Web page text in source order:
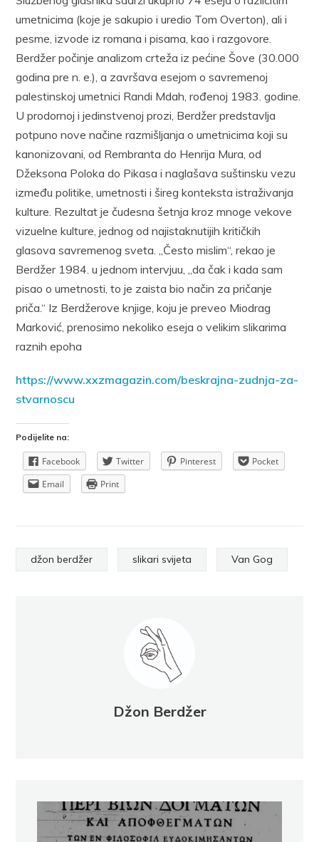
umetnicima (koje je sakupio i uredio Tom Overton), ali i
pesme, izvode iz romana i pisama, kao i razgovore.
Berdžer počinje analizom crteža iz pećine Šove (30.000
godina pre n. e.), a završava esejom o savremenoj
palestinskoj umetnici Randi Mdah, rođenoj 1983. godine.
U prodornoj i jedinstvenoj prozi, Berdžer predstavlja
potpuno nove načine razmišljanja o umetnicima koji su
kanonizovani, od Rembranta do Henrija Mura, od
Džeksona Poloka do Pikasa i naglašava suštinsku vezu
između politike, umetnosti i šireg konteksta istraživanja
kulture. Rezultat je čudesna šetnja kroz mnoge vekove
vizuelne kulture, jednog od najistaknutijih kritičkih
glasova savremenog sveta. „Često mislim“, rekao je
Berdžer 1984. u jednom intervjuu, „da čak i kada sam
pisao o umetnosti, to je zaista bio način za pričanje
priča.“ Iz Berdžerove knjige, koju je preveo Miodrag
Marković, prenosimo nekoliko eseja o velikim slikarima
raznih epoha
https://www.xxzmagazin.com/beskrajna-zudnja-za-
stvarnoscu
Podijelite na:
Facebook Twitter Pinterest
Pocket
Email
Print
džon berdžer slikari svijeta Van Gog
Džon Berdžer